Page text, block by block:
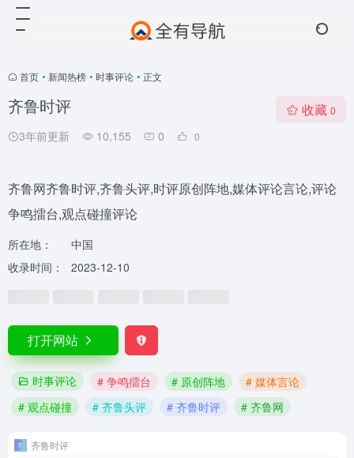
首页 • 新闻热榜 • 时事评论 • 正文
齐鲁时评
3年前更新 10,155 0 0
收藏 0
齐鲁网齐鲁时评,齐鲁头评,时评原创阵地,媒体评论言论,评论
争鸣擂台,观点碰撞评论
所在地：
中国
收录时间：
2023-12-10
打开网站
时事评论 # 争鸣擂台 # 原创阵地
# 媒体言论
# 观点碰撞
# 齐鲁头评 # 齐鲁时评 # 齐鲁网
齐鲁时评